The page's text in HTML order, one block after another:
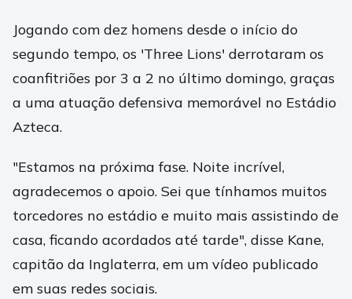
Jogando com dez homens desde o início do
segundo tempo, os 'Three Lions' derrotaram os
coanfitriões por 3 a 2 no último domingo, graças
a uma atuação defensiva memorável no Estádio
Azteca.
"Estamos na próxima fase. Noite incrível,
agradecemos o apoio. Sei que tínhamos muitos
torcedores no estádio e muito mais assistindo de
casa, ficando acordados até tarde", disse Kane,
capitão da Inglaterra, em um vídeo publicado
em suas redes sociais.